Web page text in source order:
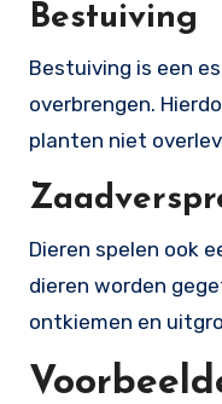
Bestuiving
Bestuiving is een
overbrengen.
planten niet
Dieren spelen ook
dieren worden
ontkiemen en